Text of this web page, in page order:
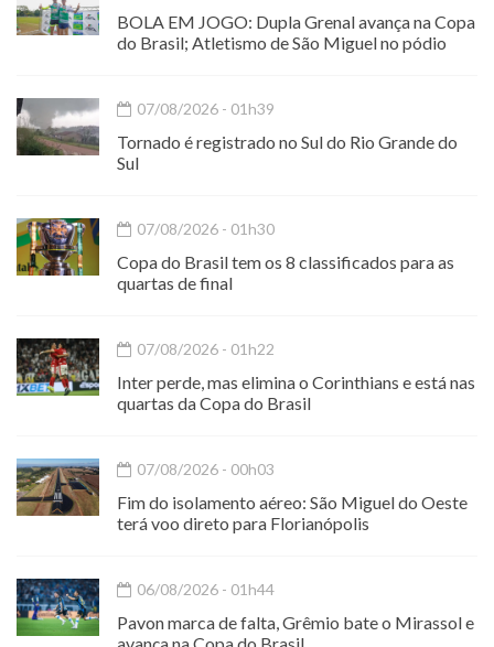
BOLA EM JOGO: Dupla Grenal avança na Copa
do Brasil; Atletismo de São Miguel no pódio
07/08/2026 - 01h39
Tornado é registrado no Sul do Rio Grande do
Sul
07/08/2026 - 01h30
Copa do Brasil tem os 8 classificados para as
quartas de final
07/08/2026 - 01h22
Inter perde, mas elimina o Corinthians e está nas
quartas da Copa do Brasil
07/08/2026 - 00h03
Fim do isolamento aéreo: São Miguel do Oeste
terá voo direto para Florianópolis
06/08/2026 - 01h44
Pavon marca de falta, Grêmio bate o Mirassol e